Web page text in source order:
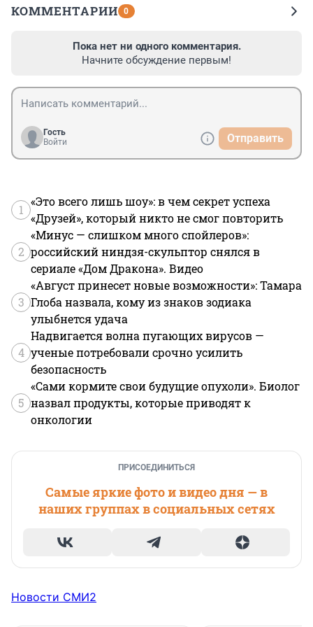
КОММЕНТАРИИ 0
Пока нет ни одного комментария.
Начните обсуждение первым!
Гость
Войти
Отправить
1
«Это всего лишь шоу»: в чем секрет успеха
«Друзей», который никто не смог повторить
2
«Минус — слишком много спойлеров»:
российский ниндзя-скульптор снялся в
сериале «Дом Дракона». Видео
3
«Август принесет новые возможности»: Тамара
Глоба назвала, кому из знаков зодиака
улыбнется удача
4
Надвигается волна пугающих вирусов —
ученые потребовали срочно усилить
безопасность
5
«Сами кормите свои будущие опухоли». Биолог
назвал продукты, которые приводят к
онкологии
ПРИСОЕДИНИТЬСЯ
Самые яркие фото и видео дня — в
наших группах в социальных сетях
Новости СМИ2